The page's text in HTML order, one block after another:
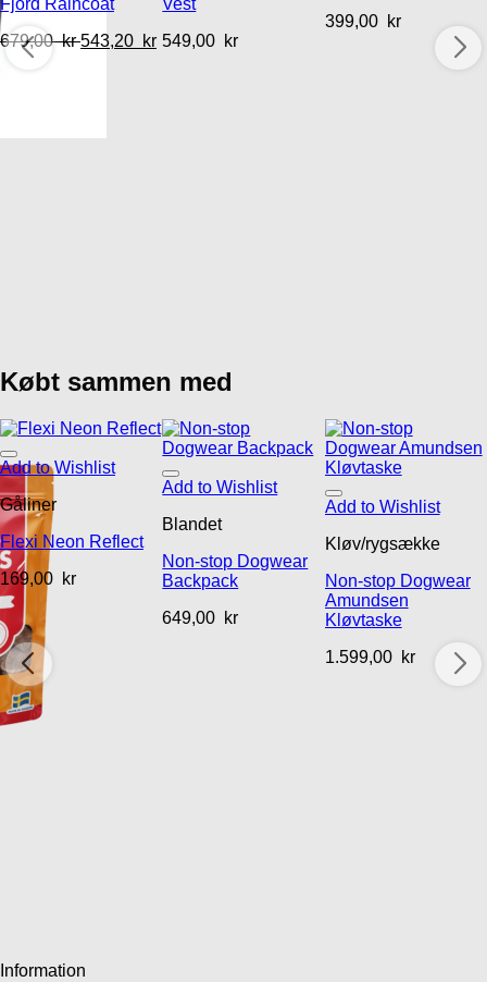
679,00kr 543,20 kr 549,00 kr
399,00 kr
Købt sammen med
Add to Wishlist
Gåliner
Flexi Neon Reflect
169,00 kr
Add to Wishlist
Blandet
Non-stop Dogwear
Backpack
649,00 kr
Add to Wishlist
Kløv/rygsække
Non-stop Dogwear
Amundsen
Kløvtaske
1.599,00 kr
Information